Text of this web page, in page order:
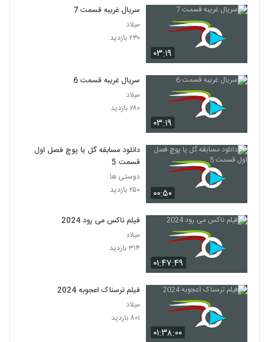
۰۳:۱۹
سریال غریبه قسمت 7
میلاد
۲۳۰ بازدید
۰۳:۱۹
سریال غریبه قسمت 6
میلاد
۲۸۰ بازدید
۰۰:۵۰
دانلود مسابقه گل یا پوچ فصل اول
قسمت 5
دوستی ها
۲۵۰ بازدید
۰۱:۴۷:۴۹
فیلم ناکس می رود 2024
میلاد
۳۱۴ بازدید
۰۱:۳۸:۰۰
فیلم ترسناک اعجوبه 2024
میلاد
۸۰۱ بازدید